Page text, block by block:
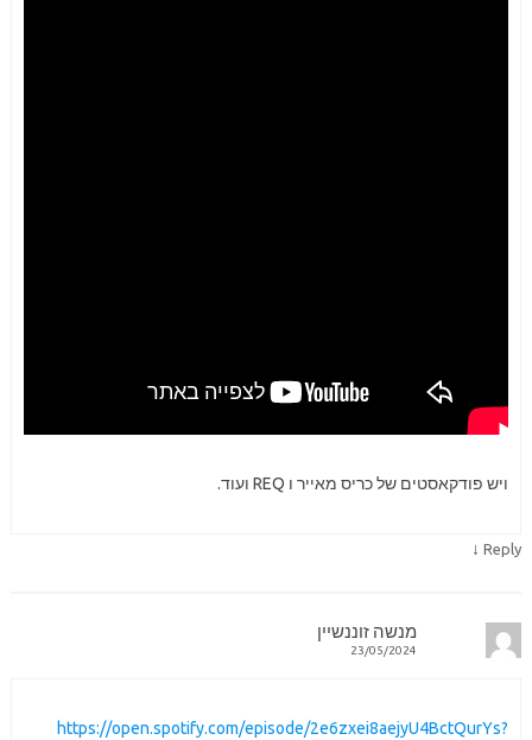
ויש פודקאסטים של כריס מאייר ו REQ ועוד.
Reply
↓
מנשה זוננשיין
23/05/2024
https://open.spotify.com/episode/2e6zxei8aejyU4BctQurYs?